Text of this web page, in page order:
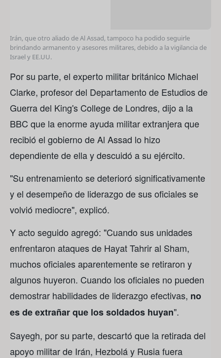
Irán, que otro aliado de Al Assad, tampoco ha podido seguirle
brindando armanento y asesores militares, debido a la vigilancia de
Israel y EE.UU.
Por su parte, el experto militar británico Michael
Clarke, profesor del Departamento de Estudios de
Guerra del King's College de Londres, dijo a la
BBC que la enorme ayuda militar extranjera que
recibió el gobierno de Al Assad lo hizo
dependiente de ella y descuidó a su ejército.
"Su entrenamiento se deterioró significativamente
y el desempeño de liderazgo de sus oficiales se
volvió mediocre", explicó.
Y acto seguido agregó: "Cuando sus unidades
enfrentaron ataques de Hayat Tahrir al Sham,
muchos oficiales aparentemente se retiraron y
algunos huyeron. Cuando los oficiales no pueden
demostrar habilidades de liderazgo efectivas, no
es de extrañar que los soldados huyan".
Sayegh, por su parte, descartó que la retirada del
apoyo militar de Irán, Hezbolá y Rusia fuera